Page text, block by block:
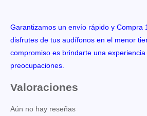
Garantizamos un envío rápido y Compra
disfrutes de tus audífonos en el menor
compromiso es brindarte una
preocupaciones.
Valoraciones
Aún no hay reseñas